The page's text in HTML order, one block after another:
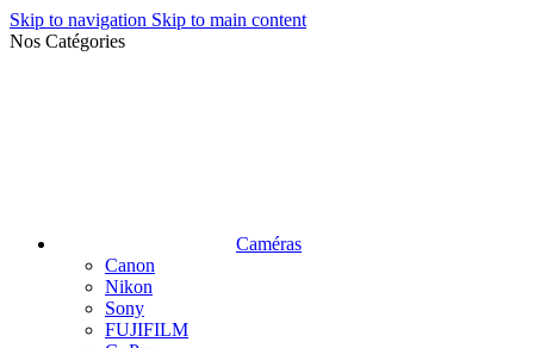
Skip to navigation Skip to main content
Nos Catégories
Caméras
Canon
Nikon
Sony
FUJIFILM